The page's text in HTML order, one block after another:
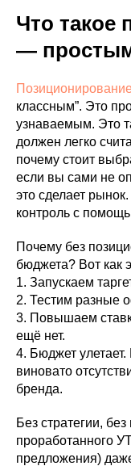
Что такое
—
классным”. Это
узнаваемым. Это
должен легко
почему стоит
если вы сами не
это сделает
контроль с
Почему без
бюджета? Вот как
1. Запускаем
2. Тестим разные
3. Повышаем
ещё нет.
4. Бюджет
виновато
бренда.
Без стратегии,
проработанного
предложения)